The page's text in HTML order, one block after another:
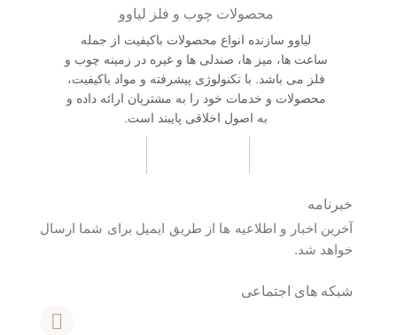
محصولات چوب و فلز لیاوو
لیاوو سازنده انواع محصولات باکیفیت از جمله
ساعت ها، میز ها، صندلی ها و غیره در زمینه چوب و
فلز می باشد. با تکنولوژی پیشرفته و مواد باکیفیت،
محصولات و خدمات خود را به مشتریان ارائه داده و
به اصول اخلاقی پایبند است.
خبرنامه
آخرین اخبار و اطلاعیه ها از طریق ایمیل برای شما ارسال
خواهد شد.
شبکه های اجتماعی